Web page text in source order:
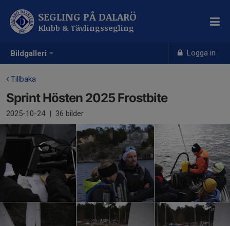
Bildgalleri Logga in
SEGLING PÅ DALARÖ
Klubb & Tävlingssegling
Tillbaka
Sprint Hösten 2025 Frostbite
2025-10-24 | 36 bilder